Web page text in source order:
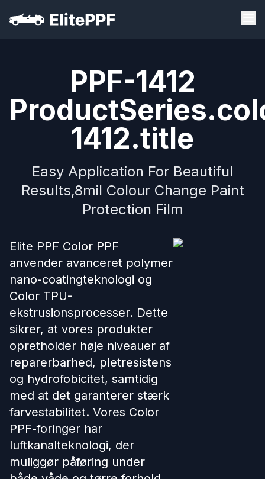
PPF-1412
1412.title
Easy Application For Beautiful
Results,8mil Colour Change Paint
Protection Film
Elite PPF Color PPF
anvender avanceret polymer
nano-coatingteknologi og
Color TPU-
ekstrusionsprocesser. Dette
sikrer, at vores produkter
opretholder høje niveauer af
reparerbarhed, pletresistens
og hydrofobicitet, samtidig
med at det garanterer stærk
farvestabilitet. Vores Color
PPF-foringer har
luftkanalteknologi, der
muliggør påføring under